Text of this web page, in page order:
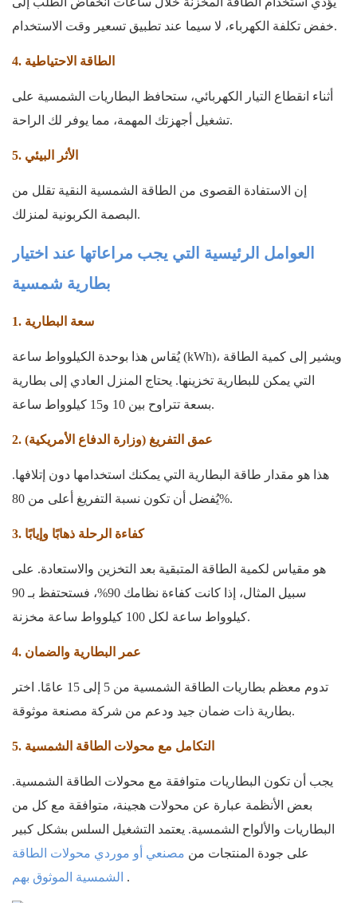
خفض تكلفة الكهرباء، لا سيما عند تطبيق تسعير وقت الاستخدام.
4. الطاقة الاحتياطية
أثناء انقطاع التيار الكهربائي، ستحافظ البطاريات الشمسية على
تشغيل أجهزتك المهمة، مما يوفر لك الراحة.
5. الأثر البيئي
إن الاستفادة القصوى من الطاقة الشمسية النقية تقلل من
البصمة الكربونية لمنزلك.
العوامل الرئيسية التي يجب مراعاتها عند اختيار
بطارية شمسية
1. سعة البطارية
يُقاس هذا بوحدة الكيلوواط ساعة (kWh)، ويشير إلى كمية الطاقة
التي يمكن للبطارية تخزينها. يحتاج المنزل العادي إلى بطارية
بسعة تتراوح بين 10 و15 كيلوواط ساعة.
2. عمق التفريغ (وزارة الدفاع الأمريكية)
هذا هو مقدار طاقة البطارية التي يمكنك استخدامها دون إتلافها.
يُفضل أن تكون نسبة التفريغ أعلى من 80%.
3. كفاءة الرحلة ذهابًا وإيابًا
هو مقياس لكمية الطاقة المتبقية بعد التخزين والاستعادة. على
سبيل المثال، إذا كانت كفاءة نظامك 90%، فستحتفظ بـ 90
كيلوواط ساعة لكل 100 كيلوواط ساعة مخزنة.
4. عمر البطارية والضمان
تدوم معظم بطاريات الطاقة الشمسية من 5 إلى 15 عامًا. اختر
بطارية ذات ضمان جيد ودعم من شركة مصنعة موثوقة.
5. التكامل مع محولات الطاقة الشمسية
يجب أن تكون البطاريات متوافقة مع محولات الطاقة الشمسية.
بعض الأنظمة عبارة عن محولات هجينة، متوافقة مع كل من
البطاريات والألواح الشمسية. يعتمد التشغيل السلس بشكل كبير
على جودة المنتجات من مصنعي أو موردي محولات الطاقة
الشمسية الموثوق بهم .